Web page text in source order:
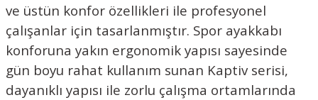
ve üstün konfor özellikleri ile profesyonel
çalışanlar için tasarlanmıştır. Spor ayakkabı
konforuna yakın ergonomik yapısı sayesinde
gün boyu rahat kullanım sunan Kaptiv serisi,
dayanıklı yapısı ile zorlu çalışma ortamlarında